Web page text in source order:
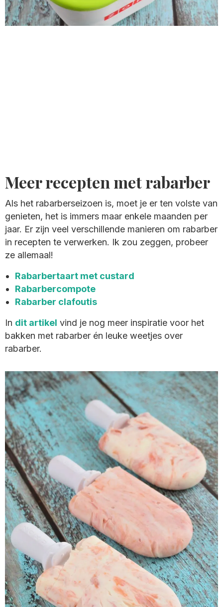
Meer recepten met rabarber
Als het rabarberseizoen is, moet je er ten volste van
genieten, het is immers maar enkele maanden per
jaar. Er zijn veel verschillende manieren om rabarber
in recepten te verwerken. Ik zou zeggen, probeer
ze allemaal!
Rabarbertaart met custard
Rabarbercompote
Rabarber clafoutis
In dit artikel vind je nog meer inspiratie voor het
bakken met rabarber én leuke weetjes over
rabarber.